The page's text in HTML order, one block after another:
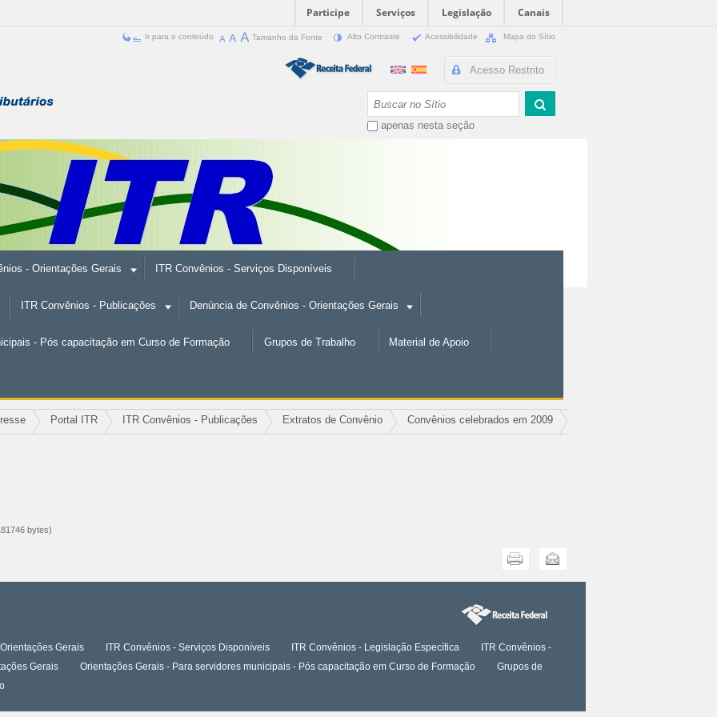
Participe Serviços Legislação
Canais
Ir para o conteúdo Tamanho da Fonte Alto Contraste Acessibilidade Mapa do Sítio
Acesso Restrito
apenas nesta seção
- Orientações Gerais ITR Convênios - Serviços Disponíveis
ITR Convênios - Publicações Denúncia de Convênios - Orientações Gerais
- Pós capacitação em Curso de Formação Grupos de Trabalho Material de Apoio
Portal ITR ITR Convênios - Publicações Extratos de Convênio Convênios celebrados em 2009
bytes)
Enviar
Gerais ITR Convênios - Serviços Disponíveis ITR Convênios - Legislação Específica
ITR Convênios -
Gerais Orientações Gerais - Para servidores municipais - Pós capacitação em Curso de Formação
Grupos de